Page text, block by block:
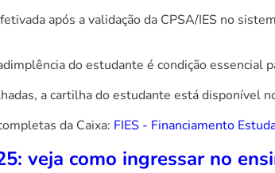
após a validação da CPSA/IES no
do estudante é condição essencial
a cartilha do estudante está disponível
da Caixa: FIES - Financiamento
veja como ingressar no